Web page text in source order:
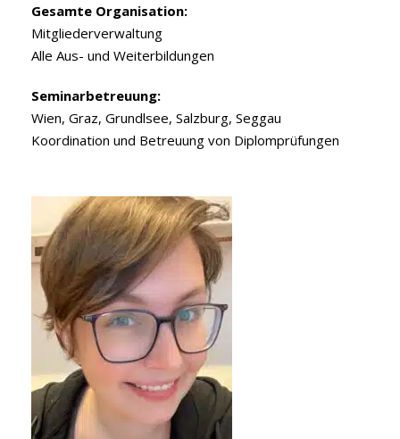
Gesamte Organisation:
Mitgliederverwaltung
Alle Aus- und Weiterbildungen
Seminarbetreuung:
Wien, Graz, Grundlsee, Salzburg, Seggau
Koordination und Betreuung von Diplomprüfungen